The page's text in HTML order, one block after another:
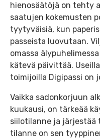
hienosäätöjä on tehty
saatujen kokemusten
tyytyväisiä, kun
passeista luovutaan.
omassa
kätevä päivittää.
toimijoilla Digipassi on
Vaikka sadonkorjuun
kuukausi, on tärkeää
siilotilanne ja järjestää
tilanne on sen